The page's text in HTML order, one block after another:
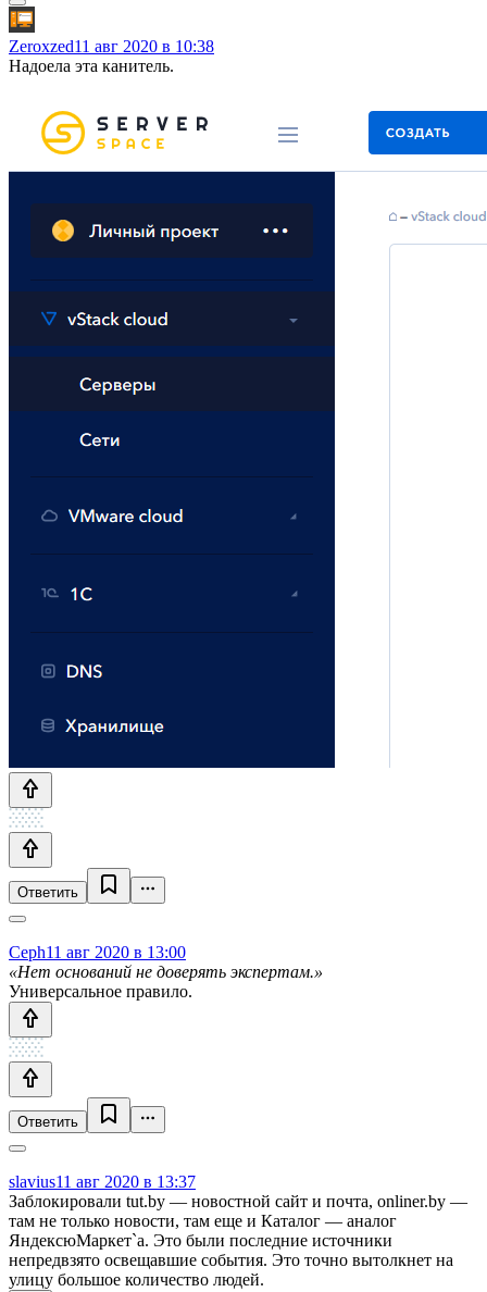
Zeroxzed11 авг 2020 в 10:38
Надоела эта канитель.
Ответить
Ceph11 авг 2020 в 13:00
«Нет оснований не доверять экспертам.»
Универсальное правило.
Ответить
slavius11 авг 2020 в 13:37
Заблокировали tut.by — новостной сайт и почта, onliner.by —
там не только новости, там еще и Каталог — аналог
ЯндексюМаркет`а. Это были последние источники
непредвзято освещавшие события. Это точно вытолкнет на
улицу большое количество людей.